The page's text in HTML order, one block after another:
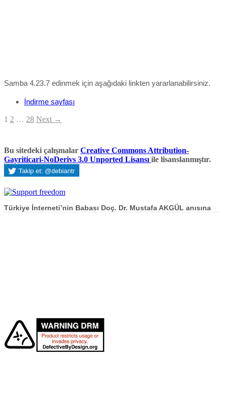
Samba 4.23.7 edinmek için aşağıdaki linkten yararlanabilirsiniz.
İndirme sayfası
1 2 … 28 Next →
Bu sitedeki çalışmalar Creative Commons Attribution-
Gayriticari-NoDerivs 3.0 Unported Lisansı ile lisanslanmıştır.
Türkiye İnterneti’nin Babası Doç. Dr. Mustafa AKGÜL anısına